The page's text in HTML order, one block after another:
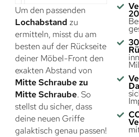
Um den passenden
Lochabstand zu
ermitteln, misst du am
besten auf der Rückseite
deiner Möbel-Front den
exakten Abstand von
Mitte Schraube zu
Mitte Schraube. So
stellst du sicher, dass
deine neuen Griffe
galaktisch genau passen!